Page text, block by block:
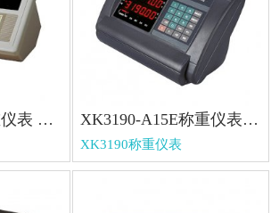
XK3190-A30称重仪表 XK3190-A30称重仪表 XK3190-A15E称重仪表 XK3190-A15E称重仪表
XK3190称重仪表